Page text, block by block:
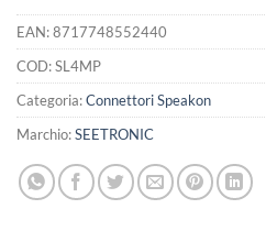
EAN:8717748552440
COD:SL4MP
Categoria:Connettori Speakon
Marchio:SEETRONIC